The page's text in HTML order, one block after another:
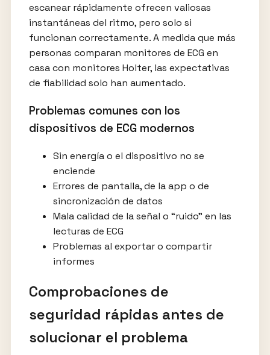
escanear rápidamente ofrecen valiosas
instantáneas del ritmo, pero solo si
funcionan correctamente. A medida que más
personas comparan monitores de ECG en
casa con monitores Holter, las expectativas
de fiabilidad solo han aumentado.
Problemas comunes con los
dispositivos de ECG modernos
Sin energía o el dispositivo no se
enciende
Errores de pantalla, de la app o de
sincronización de datos
Mala calidad de la señal o “ruido” en las
lecturas de ECG
Problemas al exportar o compartir
informes
Comprobaciones de
seguridad rápidas antes de
solucionar el problema